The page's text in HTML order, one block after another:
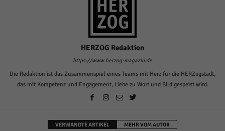
HERZOG Redaktion
https://www.herzog-magazin.de
Die Redaktion ist das Zusammenspiel eines Teams mit Herz für die HERZogstadt,
das mit Kompetenz und Engagement, Liebe zu Wort und Bild gespeist wird.
VERWANDTE ARTIKEL MEHR VOM AUTOR